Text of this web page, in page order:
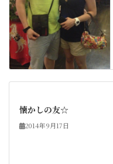
懐かしの友☆
2014年9月17日